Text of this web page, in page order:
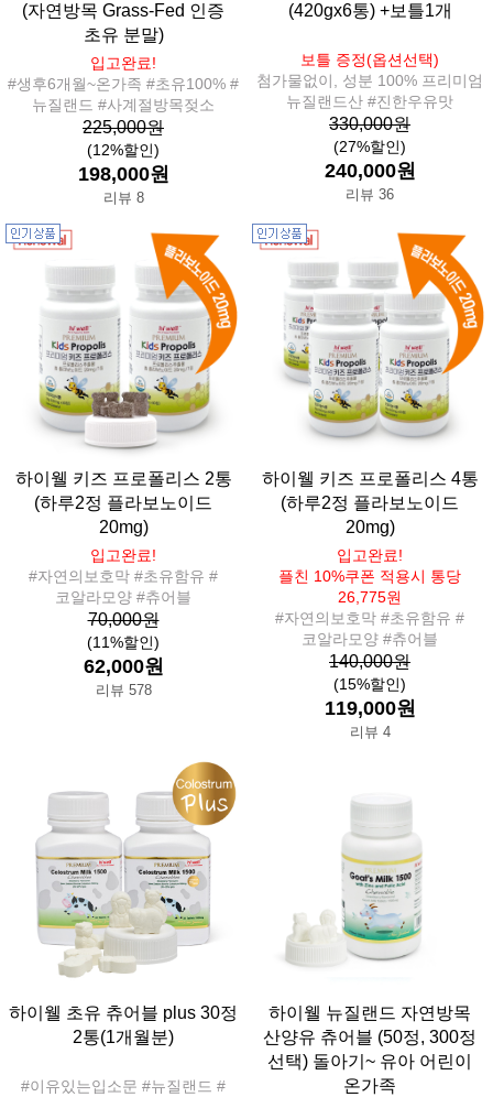
(자연방목 Grass-Fed 인증
초유 분말)
입고완료!
#생후6개월~온가족 #초유100% #
뉴질랜드 #사계절방목젖소
225,000원
(12%할인)
198,000원
리뷰 8
(420gx6통) +보틀1개
보틀 증정(옵션선택)
첨가물없이, 성분 100% 프리미엄
뉴질랜드산 #진한우유맛
330,000원
(27%할인)
240,000원
리뷰 36
하이웰 키즈 프로폴리스 2통
(하루2정 플라보노이드
20mg)
입고완료!
#자연의보호막 #초유함유 #
코알라모양 #츄어블
70,000원
(11%할인)
62,000원
리뷰 578
하이웰 키즈 프로폴리스 4통
(하루2정 플라보노이드
20mg)
입고완료!
플친 10%쿠폰 적용시 통당
26,775원
#자연의보호막 #초유함유 #
코알라모양 #츄어블
140,000원
(15%할인)
119,000원
리뷰 4
하이웰 초유 츄어블 plus 30정
2통(1개월분)
#이유있는입소문 #뉴질랜드 #
하이웰 뉴질랜드 자연방목
산양유 츄어블 (50정, 300정
선택) 돌아기~ 유아 어린이
온가족